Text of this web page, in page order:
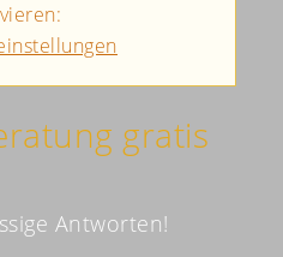
gratis
Antworten!